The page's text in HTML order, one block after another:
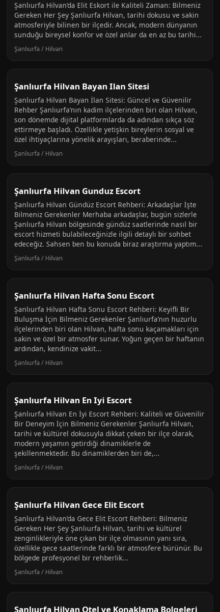
Şanlıurfa Hilvan’da Elit Eskort ile Kaliteli Zaman: Bilmeniz
Gereken Her Şey Şanlıurfa Hilvan, tarihi dokusu ve sakin
atmosferiyle bilinen bir ilçedir. Ancak, modern dünyanın
sunduğu bireysel konfor ve özel anlar da en az bu tarihi...
Şanlıurfa / Hilvan
Şanlıurfa Hilvan Bayan Ilan Sitesi
Şanlıurfa Hilvan Bayan İlan Sitesi: Güncel ve Güvenilir
Rehber Şanlıurfa’nın kadim ilçelerinden biri olan Hilvan,
son dönemde dijital platformlarda da adından sıkça söz
ettirmeye başladı. Özellikle yetişkin bireylerin sosyal ve
özel ihtiyaçlarına yönelik arayışları, beraberinde...
Şanlıurfa / Hilvan
Şanlıurfa Hilvan Gunduz Escort
Şanlıurfa Hilvan Gündüz Escort Rehberi: Arkadaşlar İşte
Bilmeniz Gerekenler Merhaba arkadaşlar, bugün sizlerle
Şanlıurfa Hilvan bölgesinde gündüz saatlerinde nasıl bir
escort hizmeti bulabileceğinizle ilgili detaylı bir sohbet
edeceğiz. Sahsen ben bu konuda biraz araştırma yaptım...
Şanlıurfa / Hilvan
Şanlıurfa Hilvan Hafta Sonu Escort
Şanlıurfa Hilvan Hafta Sonu Escort Rehberi: Keyifli Bir
Buluşma İçin Bilmeniz Gerekenler Şanlıurfa’nın huzurlu
ilçelerinden biri olan Hilvan, hafta sonu kaçamakları için
sakin ve özel bir atmosfer sunar. Yoğun geçen bir haftanın
ardından, kendinize vakit...
Şanlıurfa / Hilvan
Şanlıurfa Hilvan En Iyi Escort
Şanlıurfa Hilvan En İyi Escort Rehberi: Kaliteli ve Güvenilir
Bir Deneyim İçin Bilmeniz Gerekenler Şanlıurfa Hilvan,
tarihi ve kültürel dokusuyla dikkat çeken bir ilçe olarak,
modern yaşamın getirdiği dinamiklerle de
şekillenmektedir. Bu dinamiklerden biri de,...
Şanlıurfa / Hilvan
Şanlıurfa Hilvan Gece Elit Escort
Şanlıurfa Hilvan’da Gece Elit Escort Rehberi: Bilmeniz
Gereken Her Şey Şanlıurfa Hilvan, tarihi ve kültürel
zenginlikleriyle öne çıkan bir ilçe olmasının yanı sıra,
özellikle gece saatlerinde farklı bir atmosfere bürünür. Bu
bölgede profesyonel bir rehberlik...
Şanlıurfa / Hilvan
Şanlıurfa Hilvan Otel ve Konaklama Bolgeleri